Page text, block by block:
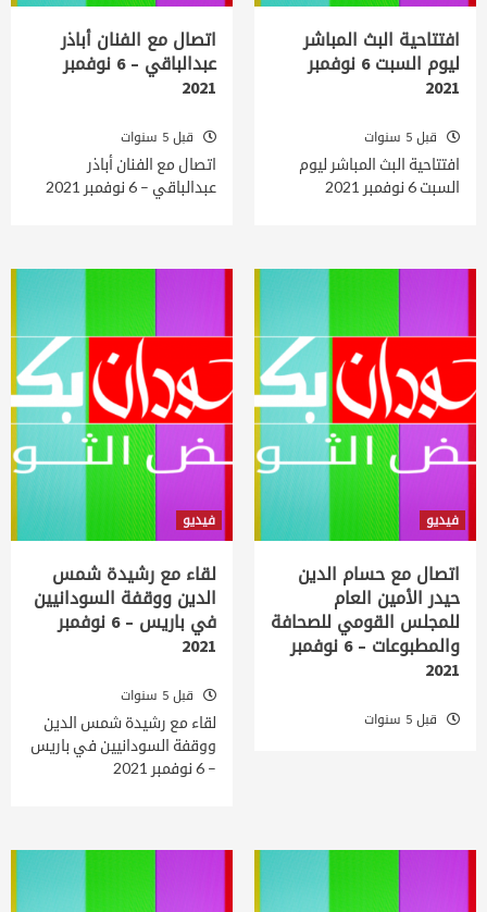
افتتاحية البث المباشر
ليوم السبت 6 نوفمبر
2021
قبل 5 سنوات
افتتاحية البث المباشر ليوم
السبت 6 نوفمبر 2021
اتصال مع الفنان أباذر
عبدالباقي – 6 نوفمبر
2021
قبل 5 سنوات
اتصال مع الفنان أباذر
عبدالباقي – 6 نوفمبر 2021
فيديو
اتصال مع حسام الدين
حيدر الأمين العام
للمجلس القومي للصحافة
والمطبوعات – 6 نوفمبر
2021
قبل 5 سنوات
فيديو
لقاء مع رشيدة شمس
الدين ووقفة السودانيين
في باريس – 6 نوفمبر
2021
قبل 5 سنوات
لقاء مع رشيدة شمس الدين
ووقفة السودانيين في باريس
– 6 نوفمبر 2021